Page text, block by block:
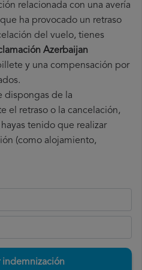
relacionada con una avería
ha provocado un retraso
del vuelo, tienes
Azerbaijan
y una compensación por
dispongas de la
el retraso o la cancelación,
tenido que realizar
(como alojamiento,
indemnización